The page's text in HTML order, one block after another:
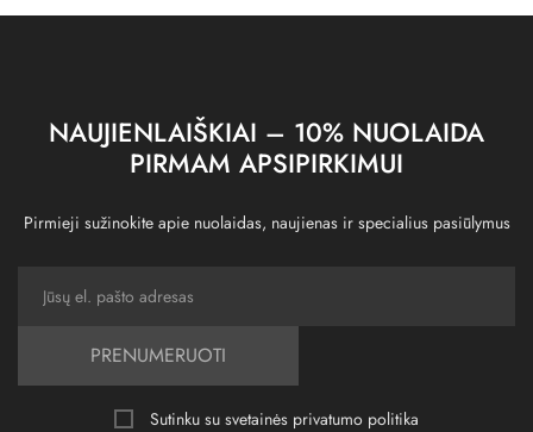
NAUJIENLAIŠKIAI – 10% NUOLAIDA
PIRMAM APSIPIRKIMUI
Pirmieji sužinokite apie nuolaidas, naujienas ir specialius pasiūlymus
PRENUMERUOTI
Sutinku su svetainės privatumo politika